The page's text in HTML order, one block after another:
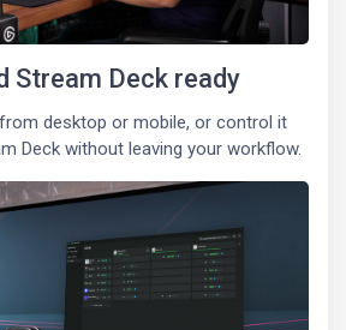
Stream Deck ready
desktop or mobile, or control it
Deck without leaving your workflow.